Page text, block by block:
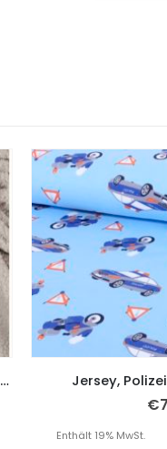
Teddy Fur, Teddy Sweat weich und kuschelig, ideal für alle Wollallergiker Jersey,
€
Enthält 19% MwSt.